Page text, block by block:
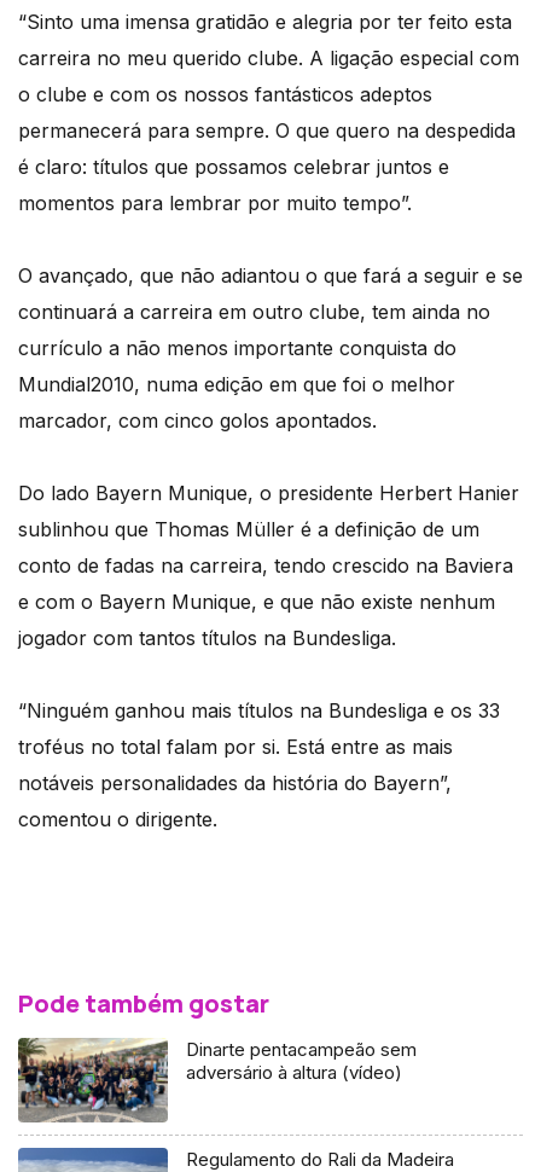
“Sinto uma imensa gratidão e alegria por ter feito esta
carreira no meu querido clube. A ligação especial com
o clube e com os nossos fantásticos adeptos
permanecerá para sempre. O que quero na despedida
é claro: títulos que possamos celebrar juntos e
momentos para lembrar por muito tempo”.
O avançado, que não adiantou o que fará a seguir e se
continuará a carreira em outro clube, tem ainda no
currículo a não menos importante conquista do
Mundial2010, numa edição em que foi o melhor
marcador, com cinco golos apontados.
Do lado Bayern Munique, o presidente Herbert Hanier
sublinhou que Thomas Müller é a definição de um
conto de fadas na carreira, tendo crescido na Baviera
e com o Bayern Munique, e que não existe nenhum
jogador com tantos títulos na Bundesliga.
“Ninguém ganhou mais títulos na Bundesliga e os 33
troféus no total falam por si. Está entre as mais
notáveis personalidades da história do Bayern”,
comentou o dirigente.
Pode também gostar
Dinarte pentacampeão sem
adversário à altura (vídeo)
Regulamento do Rali da Madeira